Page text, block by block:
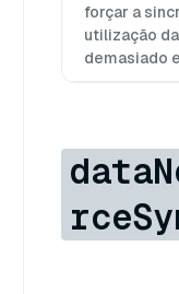
forçar a
utilização
demasiado